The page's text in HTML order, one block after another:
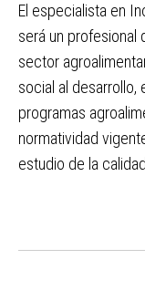
El especialista en
será un profesional
sector
social al desarrollo,
programas
normatividad
estudio de la